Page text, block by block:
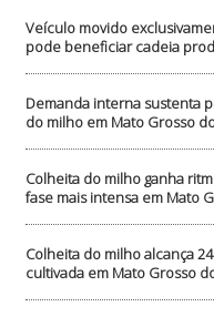
Veículo movido
pode beneficiar cadeia
Demanda interna sustenta
do milho em Mato Grosso
Colheita do milho ganha
fase mais intensa em Mato
Colheita do milho alcança
cultivada em Mato Grosso